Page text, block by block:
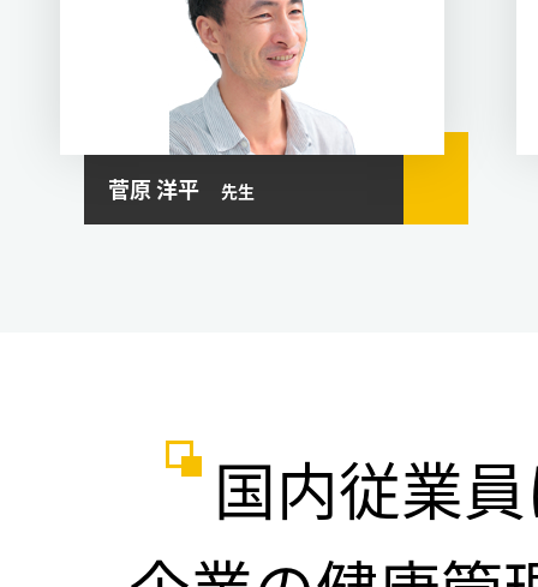
菅原 洋平 先生
国内従業